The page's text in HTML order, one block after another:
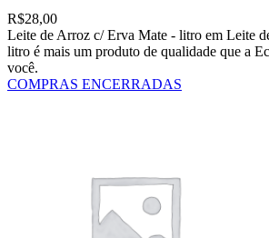
R$28,00
Leite de Arroz c/ Erva Mate - litro em Leite
litro é mais um produto de qualidade que a
você.
COMPRAS ENCERRADAS